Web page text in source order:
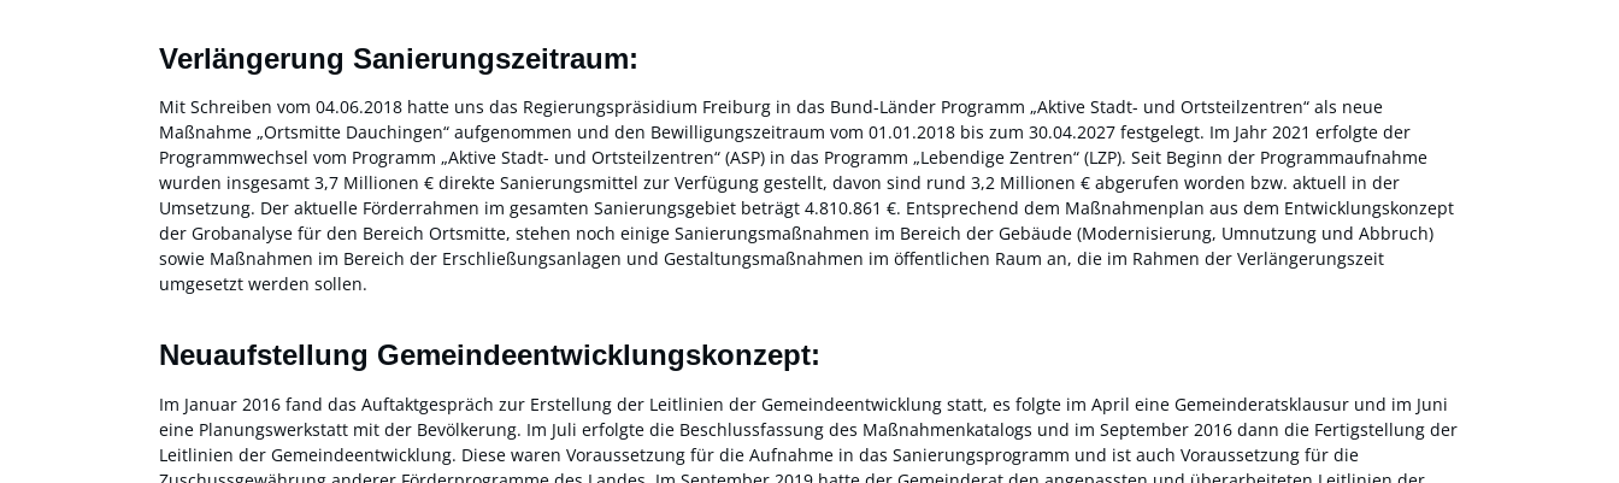
Verlängerung Sanierungszeitraum:
Mit Schreiben vom 04.06.2018 hatte uns das Regierungspräsidium Freiburg in das Bund-Länder Programm „Aktive Stadt- und Ortsteilzentren“ als neue
Maßnahme „Ortsmitte Dauchingen“ aufgenommen und den Bewilligungszeitraum vom 01.01.2018 bis zum 30.04.2027 festgelegt. Im Jahr 2021 erfolgte der
Programmwechsel vom Programm „Aktive Stadt- und Ortsteilzentren“ (ASP) in das Programm „Lebendige Zentren“ (LZP). Seit Beginn der Programmaufnahme
wurden insgesamt 3,7 Millionen € direkte Sanierungsmittel zur Verfügung gestellt, davon sind rund 3,2 Millionen € abgerufen worden bzw. aktuell in der
Umsetzung. Der aktuelle Förderrahmen im gesamten Sanierungsgebiet beträgt 4.810.861 €. Entsprechend dem Maßnahmenplan aus dem Entwicklungskonzept
der Grobanalyse für den Bereich Ortsmitte, stehen noch einige Sanierungsmaßnahmen im Bereich der Gebäude (Modernisierung, Umnutzung und Abbruch)
sowie Maßnahmen im Bereich der Erschließungsanlagen und Gestaltungsmaßnahmen im öffentlichen Raum an, die im Rahmen der Verlängerungszeit
umgesetzt werden sollen.
Neuaufstellung Gemeindeentwicklungskonzept:
Im Januar 2016 fand das Auftaktgespräch zur Erstellung der Leitlinien der Gemeindeentwicklung statt, es folgte im April eine Gemeinderatsklausur und im Juni
eine Planungswerkstatt mit der Bevölkerung. Im Juli erfolgte die Beschlussfassung des Maßnahmenkatalogs und im September 2016 dann die Fertigstellung der
Leitlinien der Gemeindeentwicklung. Diese waren Voraussetzung für die Aufnahme in das Sanierungsprogramm und ist auch Voraussetzung für die